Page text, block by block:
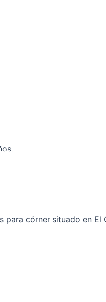
para córner situado en